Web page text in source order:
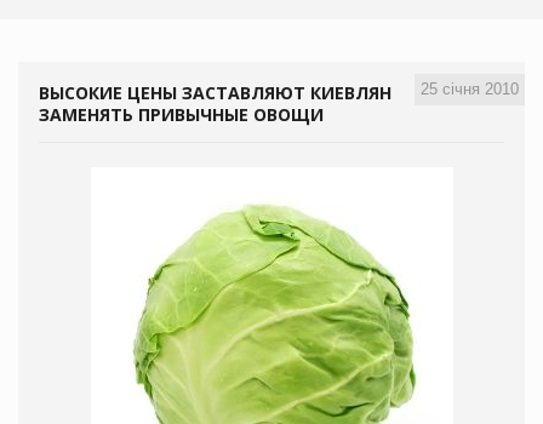
25 січня 2010
ВЫСОКИЕ ЦЕНЫ ЗАСТАВЛЯЮТ КИЕВЛЯН
ЗАМЕНЯТЬ ПРИВЫЧНЫЕ ОВОЩИ